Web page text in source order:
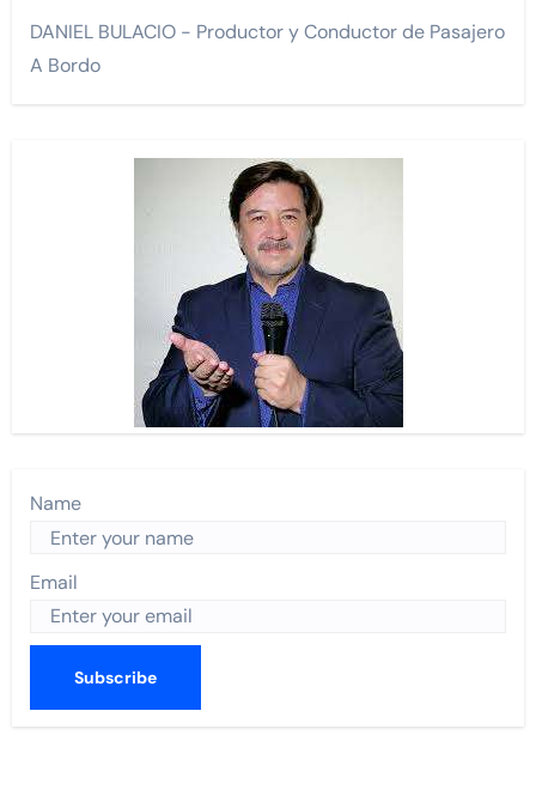
DANIEL BULACIO - Productor y Conductor de Pasajero
A Bordo
Name
Email